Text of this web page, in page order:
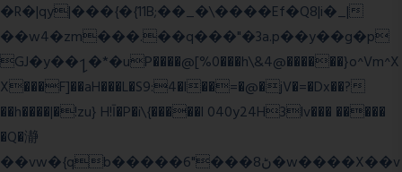
�R�|qy|���{�{11B;��_�\����Ef�Q8|i�_|
��w4�zm���.��q���"�3a.p��y��g�p
GJ�y��႑�*�uP����@[%0���h\&4@������}o^Vm^X
X���F]��aH���L�S9:4�l��=�@�jV�=�Dx��?
��h����|�!zu} H!Ī�P�i\{�����l 040y24H3lv��� �����
�Q�瀞
��vw�{qb�����6"���8ڻ�w����X��v